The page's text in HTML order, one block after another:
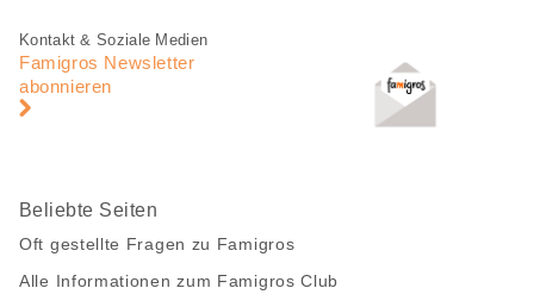
Fusszeile
Fusszeile
Navigation
Kontakt & Soziale Medien
Famigros Newsletter
abonnieren
Beliebte Seiten
Oft gestellte Fragen zu Famigros
Alle Informationen zum Famigros Club